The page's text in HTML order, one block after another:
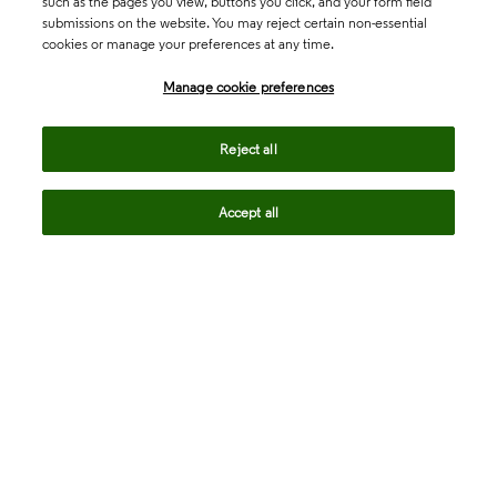
submissions on the website. You may reject certain non-essential
cookies or manage your preferences at any time.
Manage cookie preferences
Reject all
Accept all